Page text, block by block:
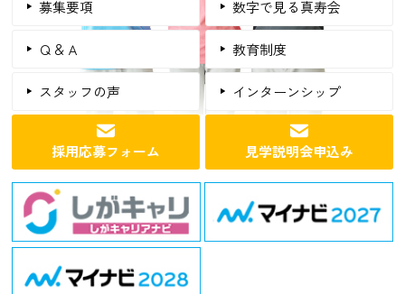
募集要項 数字で見る真寿会
Ｑ＆Ａ 教育制度
スタッフの声 インターンシップ
採用応募フォーム 見学説明会申込み